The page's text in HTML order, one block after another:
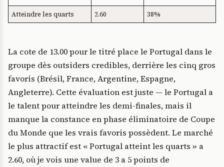
Atteindre les quarts 2.60 38%
La cote de 13.00 pour le titré place le Portugal dans le
groupe dès outsiders credibles, derrière les cinq gros
favoris (Brésil, France, Argentine, Espagne,
Angleterre). Cette évaluation est juste — le Portugal a
le talent pour atteindre les demi-finales, mais il
manque la constance en phase éliminatoire de Coupe
du Monde que les vrais favoris possèdent. Le marché
le plus attractif est « Portugal atteint les quarts » a
2.60, où je vois une value de 3 a 5 points de